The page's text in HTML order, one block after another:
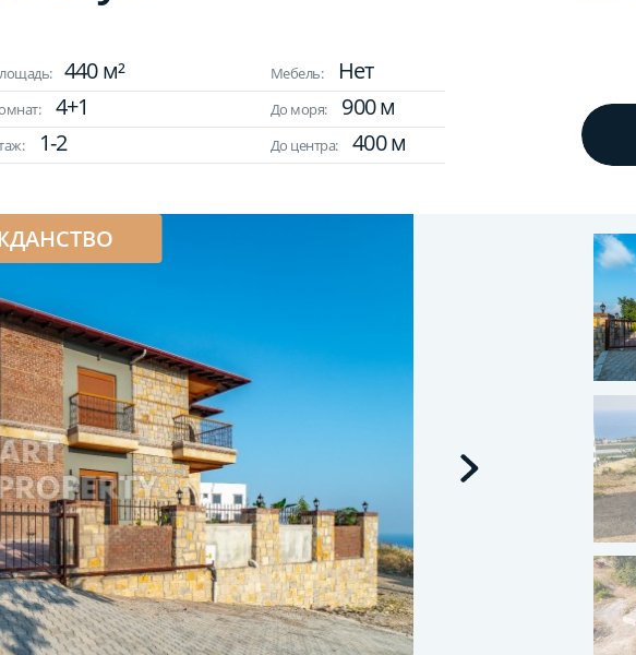
440 м² Мебель: Нет
4+1 До моря: 900 м
1-2 До центра: 400 м